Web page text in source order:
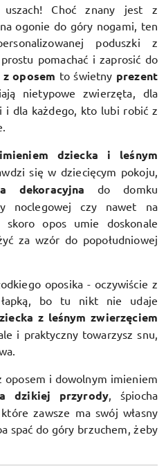
Choć znany jest z
ogonie do góry nogami, ten
poduszki z
pomachać i zaprosić do
oposem to świetny prezent
nietypowe zwierzęta, dla
i dla każdego, kto lubi robić z
dziecka i leśnym
się w dziecięcym pokoju,
dekoracyjna do domku
noclegowej czy nawet na
opos umie doskonale
za wzór do popołudniowej
oposika - oczywiście z
łapką, bo tu nikt nie udaje
z leśnym zwierzęciem
i praktyczny towarzysz snu,
oposem i dowolnym imieniem
dzikiej przyrody , śpiocha
zawsze ma swój własny
spać do góry brzuchem, żeby